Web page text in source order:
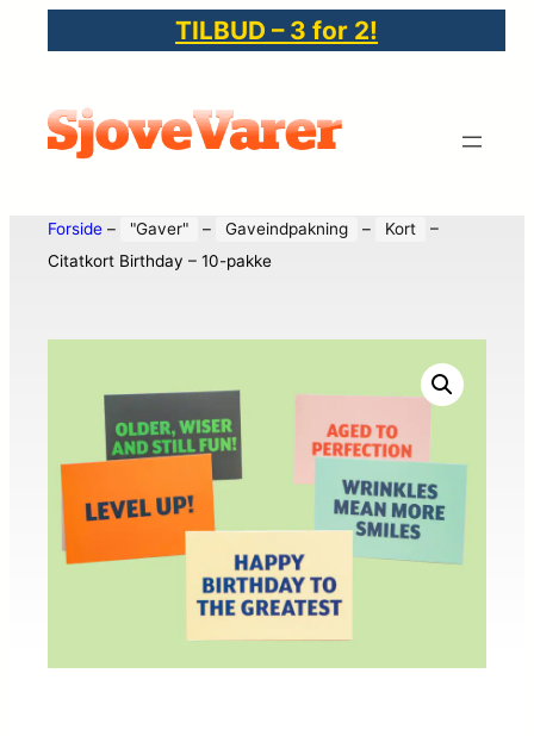
TILBUD – 3 for 2!
Forside – "Gaver" – Gaveindpakning – Kort
–
Citatkort Birthday – 10-pakke